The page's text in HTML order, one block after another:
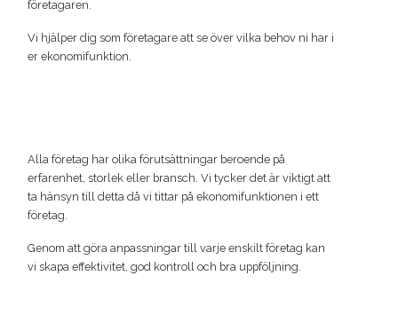
företagaren.
Vi hjälper dig som företagare att se över vilka behov ni har i
er ekonomifunktion.
Alla företag har olika förutsättningar beroende på
erfarenhet, storlek eller bransch. Vi tycker det är viktigt att
ta hänsyn till detta då vi tittar på ekonomifunktionen i ett
företag.
Genom att göra anpassningar till varje enskilt företag kan
vi skapa effektivitet, god kontroll och bra uppföljning.